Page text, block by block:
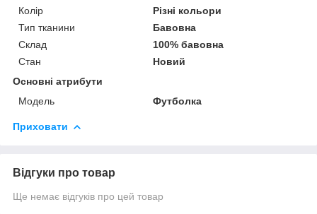
Колір
Різні кольори
Тип тканини
Бавовна
Склад
100% бавовна
Стан
Новий
Основні атрибути
Модель
Футболка
Приховати
Відгуки про товар
Ще немає відгуків про цей товар